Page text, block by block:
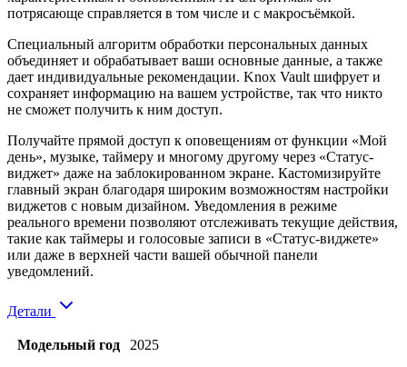
потрясающе справляется в том числе и с макросъёмкой.
Специальный алгоритм обработки персональных данных
объединяет и обрабатывает ваши основные данные, а также
дает индивидуальные рекомендации. Knox Vault шифрует и
сохраняет информацию на вашем устройстве, так что никто
не сможет получить к ним доступ.
Получайте прямой доступ к оповещениям от функции «Мой
день», музыке, таймеру и многому другому через «Статус-
виджет» даже на заблокированном экране. Кастомизируйте
главный экран благодаря широким возможностям настройки
виджетов с новым дизайном. Уведомления в режиме
реального времени позволяют отслеживать текущие действия,
такие как таймеры и голосовые записи в «Статус-виджете»
или даже в верхней части вашей обычной панели
уведомлений.
Детали
Модельный год 2025